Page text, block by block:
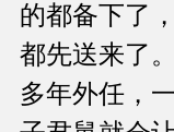
的都备下了
都先送来了
多年外任，